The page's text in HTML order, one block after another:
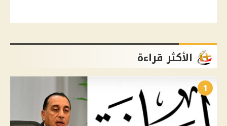
الأكثر قراءة
1